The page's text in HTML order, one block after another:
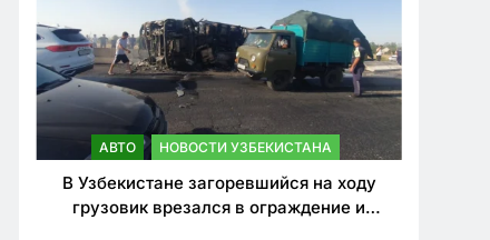
АВТО НОВОСТИ УЗБЕКИСТАНА
В Узбекистане загоревшийся на ходу
грузовик врезался в ограждение и